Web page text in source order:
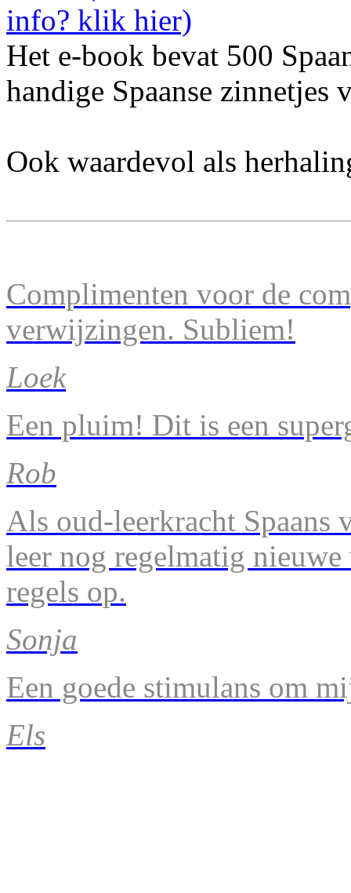
Het e-book bevat 500
handige Spaanse zinnetjes
Ook waardevol als
Complimenten voor de
verwijzingen. Subliem!
Loek
Een pluim! Dit is een
Rob
Als oud-leerkracht
leer nog regelmatig
regels op.
Sonja
Een goede stimulans om
Els